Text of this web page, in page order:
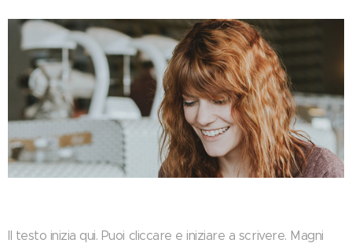
Il testo inizia qui. Puoi cliccare e iniziare a scrivere. Magni